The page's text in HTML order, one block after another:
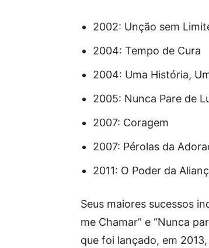
2002: Unção sem
2004: Tempo de Cura
2004: Uma História,
2005: Nunca Pare de
2007: Coragem
2007: Pérolas da
2011: O Poder da
Seus maiores sucessos
me Chamar” e “Nunca
que foi lançado, em